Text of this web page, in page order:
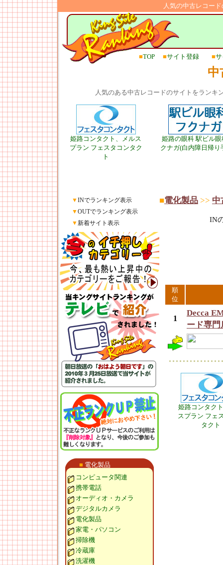
人気の中古レコー
■TOP ■サイト登録 ■
中
人気のある中古レコードのサイトをランキ
姫路コンタクト、メルス
プラン フェスタコンタク
ト
姫路の眼科 駅ビル眼
クナガ(白内障日帰り
▼INでランキング表示
▼OUTでランキング表示
▼新着サイト表示
■ 電化製品
コンピュータ関連
携帯電話
オーディオ・カメラ
デジタルカメラ
電化製品
家電・パソコン
掃除機
冷蔵庫
洗濯機
■電化製品 >> 中
IN
順
位
1
Decca
ード専門
姫路コンタク
スプラン フェ
タクト